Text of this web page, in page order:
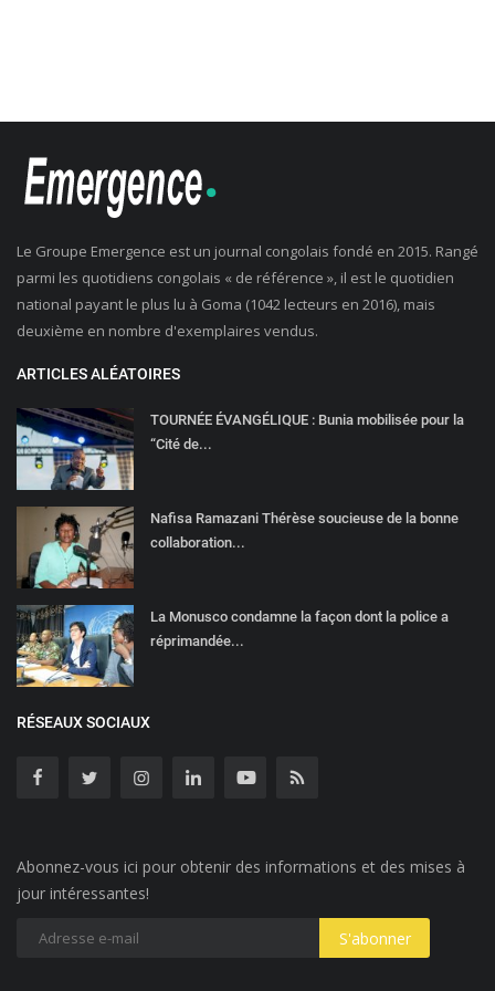
Le Groupe Emergence est un journal congolais fondé en 2015. Rangé
parmi les quotidiens congolais « de référence », il est le quotidien
national payant le plus lu à Goma (1042 lecteurs en 2016), mais
deuxième en nombre d'exemplaires vendus.
ARTICLES ALÉATOIRES
TOURNÉE ÉVANGÉLIQUE : Bunia mobilisée pour la
“Cité de...
Nafisa Ramazani Thérèse soucieuse de la bonne
collaboration...
La Monusco condamne la façon dont la police a
réprimandée...
RÉSEAUX SOCIAUX
Abonnez-vous ici pour obtenir des informations et des mises à
jour intéressantes!